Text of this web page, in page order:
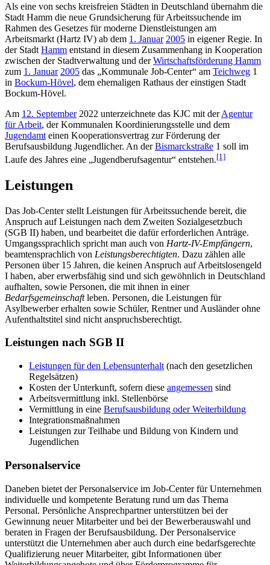
Als eine von sechs kreisfreien Städten in Deutschland übernahm die
Stadt Hamm die neue Grundsicherung für Arbeitssuchende im
Rahmen des Gesetzes für moderne Dienstleistungen am
Arbeitsmarkt (Hartz IV) ab dem 1. Januar 2005 in eigener Regie. In
der Stadt Hamm entstand in diesem Zusammenhang in Kooperation
zwischen der Stadtverwaltung und derWirtschaftsförderung Hamm
zum 1. Januar 2005 das „Kommunale Job-Center“ am Teichweg 1
in Bockum-Hövel, dem ehemaligen Rathaus der einstigen Stadt
Bockum-Hövel.
Am 12. September2022 unterzeichnete das KJC mit derAgentur
für Arbeit, der Kommunalen Koordinierungsstelle und dem
Jugendamt einen Kooperationsvertrag zur Förderung der
Berufsausbildung Jugendlicher. An derBismarckstraße 1 soll im
Laufe des Jahres eine „Jugendberufsagentur“ entstehen.[1]
Leistungen
Das Job-Center stellt Leistungen für Arbeitssuchende bereit, die
Anspruch auf Leistungen nach dem Zweiten Sozialgesetzbuch
(SGB II) haben, und bearbeitet die dafür erforderlichen Anträge.
Umgangssprachlich spricht man auch von Hartz-IV-Empfängern,
beamtensprachlich von Leistungsberechtigten. Dazu zählen alle
Personen über 15 Jahren, die keinen Anspruch auf Arbeitslosengeld
I haben, aber erwerbsfähig sind und sich gewöhnlich in Deutschland
aufhalten, sowie Personen, die mit ihnen in einer
Bedarfsgemeinschaftleben. Personen, die Leistungen für
Asylbewerber erhalten sowie Schüler, Rentner und Ausländer ohne
Aufenthaltstitel sind nicht anspruchsberechtigt.
Leistungen nach SGB II
Leistungen für den Lebensunterhalt (nach den gesetzlichen
Regelsätzen)
Kosten der Unterkunft, sofern diese angemessen sind
Arbeitsvermittlung inkl. Stellenbörse
Vermittlung in eine Berufsausbildung oder Weiterbildung
Integrationsmaßnahmen
Leistungen zur Teilhabe und Bildung von Kindern und
Jugendlichen
Personalservice
Daneben bietet der Personalservice im Job-Center für Unternehmen
individuelle und kompetente Beratung rund um das Thema
Personal. Persönliche Ansprechpartner unterstützen bei der
Gewinnung neuer Mitarbeiter und bei der Bewerberauswahl und
beraten in Fragen der Berufsausbildung. Der Personalservice
unterstützt die Unternehmen aber auch durch eine bedarfsgerechte
Qualifizierung neuer Mitarbeiter, gibt Informationen über